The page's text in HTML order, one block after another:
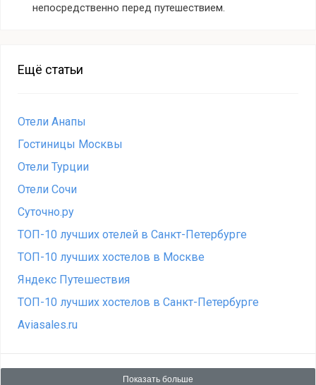
непосредственно перед путешествием.
Ещё статьи
Отели Анапы
Гостиницы Москвы
Отели Турции
Отели Сочи
Суточно.ру
ТОП-10 лучших отелей в Санкт-Петербурге
ТОП-10 лучших хостелов в Москве
Яндекс Путешествия
ТОП-10 лучших хостелов в Санкт-Петербурге
Aviasales.ru
Показать больше